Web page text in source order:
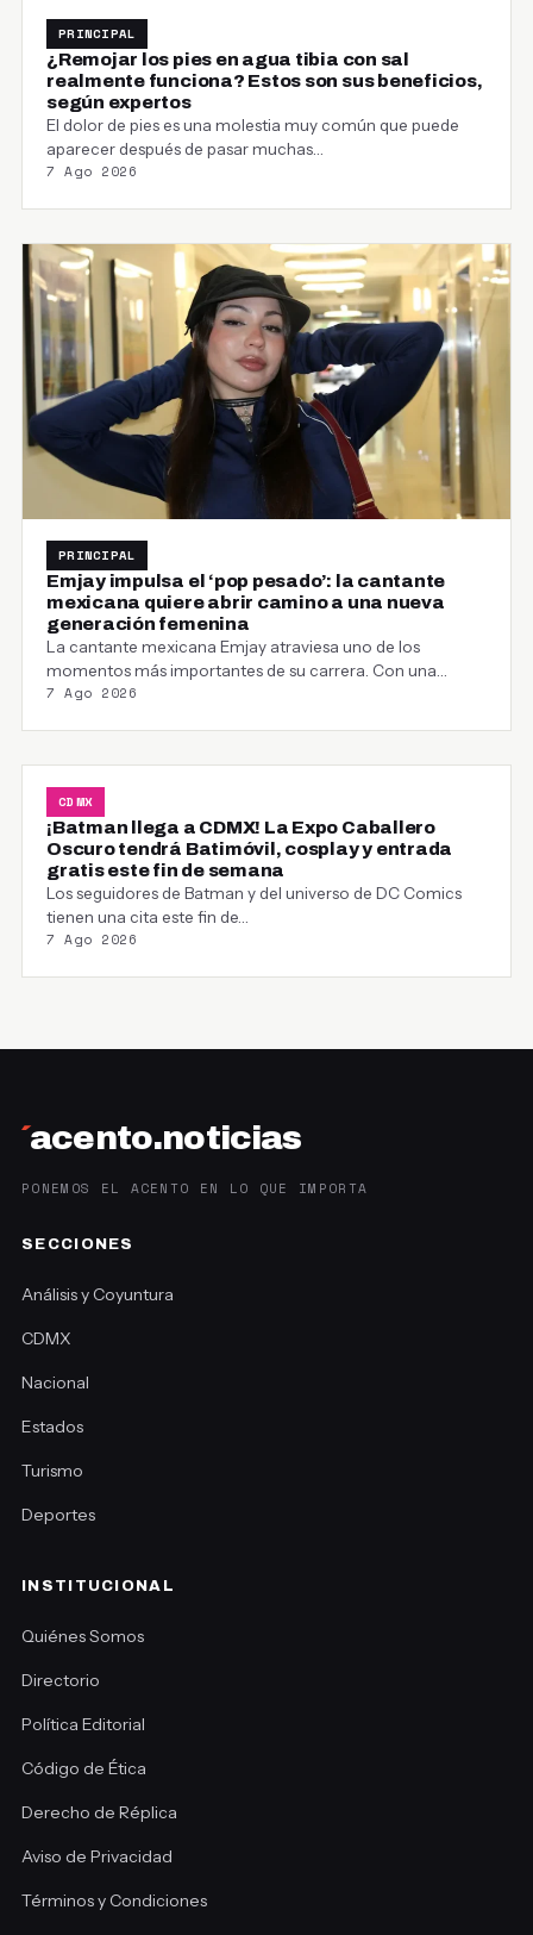
PRINCIPAL
¿Remojar los pies en agua tibia con sal
realmente funciona? Estos son sus beneficios,
según expertos
El dolor de pies es una molestia muy común que puede
aparecer después de pasar muchas…
7 Ago 2026
PRINCIPAL
Emjay impulsa el ‘pop pesado’: la cantante
mexicana quiere abrir camino a una nueva
generación femenina
La cantante mexicana Emjay atraviesa uno de los
momentos más importantes de su carrera. Con una…
7 Ago 2026
CDMX
¡Batman llega a CDMX! La Expo Caballero
Oscuro tendrá Batimóvil, cosplay y entrada
gratis este fin de semana
Los seguidores de Batman y del universo de DC Comics
tienen una cita este fin de…
7 Ago 2026
´acento.noticias
PONEMOS EL ACENTO EN LO QUE IMPORTA
SECCIONES
Análisis y Coyuntura
CDMX
Nacional
Estados
Turismo
Deportes
INSTITUCIONAL
Quiénes Somos
Directorio
Política Editorial
Código de Ética
Derecho de Réplica
Aviso de Privacidad
Términos y Condiciones